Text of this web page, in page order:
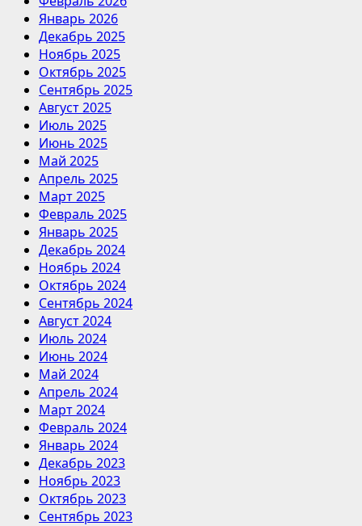
Январь 2026
Декабрь 2025
Ноябрь 2025
Октябрь 2025
Сентябрь 2025
Август 2025
Июль 2025
Июнь 2025
Май 2025
Апрель 2025
Март 2025
Февраль 2025
Январь 2025
Декабрь 2024
Ноябрь 2024
Октябрь 2024
Сентябрь 2024
Август 2024
Июль 2024
Июнь 2024
Май 2024
Апрель 2024
Март 2024
Февраль 2024
Январь 2024
Декабрь 2023
Ноябрь 2023
Октябрь 2023
Сентябрь 2023